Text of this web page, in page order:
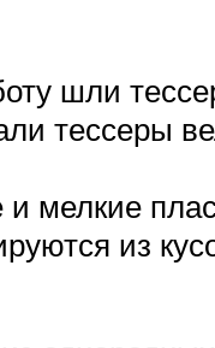
шли
тессеры
мелкие
из